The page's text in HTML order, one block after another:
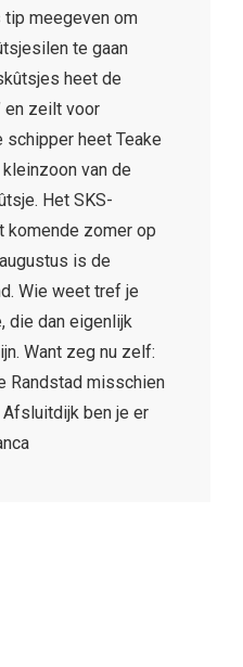
meegeven om
te gaan
heet de
en zeilt voor
schipper heet Teake
van de
Het SKS-
komende zomer op
is de
Wie weet tref je
die dan eigenlijk
Want zeg nu zelf:
Randstad misschien
Afsluitdijk ben je er